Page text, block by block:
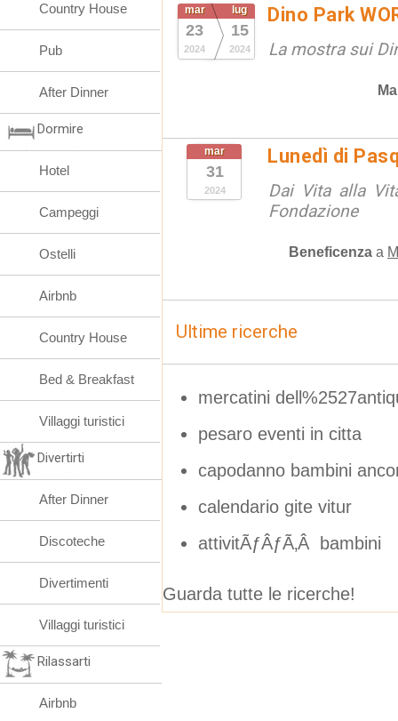
mar
23
2024
lug
15
2024
Dino Park
La mostra sui
mar
31
2024
Lunedì di
Dai Vita alla
Fondazione
Beneficenza a
Ultime ricerche
mercatini
pesaro eventi in citta
capodanno bambini
calendario gite vitur
attivitÃƒÂƒÃ‚Â bambini
Guarda tutte le ricerche!
Country House
Pub
After Dinner
Dormire
Hotel
Campeggi
Ostelli
Airbnb
Country House
Bed & Breakfast
Villaggi turistici
Divertirti
After Dinner
Discoteche
Divertimenti
Villaggi turistici
Rilassarti
Airbnb